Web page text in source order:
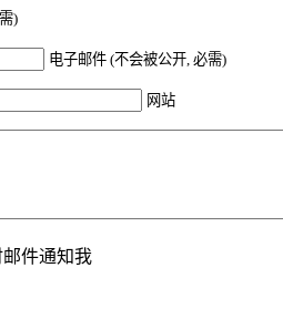
)
电子邮件 (不会被公开, 必需)
网站
件通知我